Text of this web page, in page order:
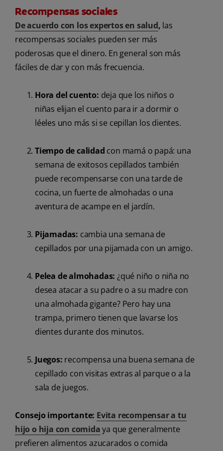
Recompensas sociales
De acuerdo con los expertos en salud, las
recompensas sociales pueden ser más
poderosas que el dinero. En general son más
fáciles de dar y con más frecuencia.
Hora del cuento: deja que los niños o
niñas elijan el cuento para ir a dormir o
léeles uno más si se cepillan los dientes.
Tiempo de calidad con mamá o papá: una
semana de exitosos cepillados también
puede recompensarse con una tarde de
cocina, un fuerte de almohadas o una
aventura de acampe en el jardín.
Pijamadas: cambia una semana de
cepillados por una pijamada con un amigo.
Pelea de almohadas: ¿qué niño o niña no
desea atacar a su padre o a su madre con
una almohada gigante? Pero hay una
trampa, primero tienen que lavarse los
dientes durante dos minutos.
Juegos: recompensa una buena semana de
cepillado con visitas extras al parque o a la
sala de juegos.
Consejo importante: Evita recompensar a tu
hijo o hija con comidaya que generalmente
prefieren alimentos azucarados o comida